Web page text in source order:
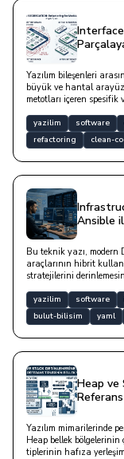
Yazılım bileşenleri
büyük ve hantal
metotları içeren
yazilim software
refactoring
clean-
Ansible
Bu teknik yazı, modern
araçlarının hibrit
stratejilerini
yazilim software
bulut-bilisim
yaml
Heap ve
Yazılım mimarilerinde
Heap bellek bölgelerinin
tiplerinin hafıza